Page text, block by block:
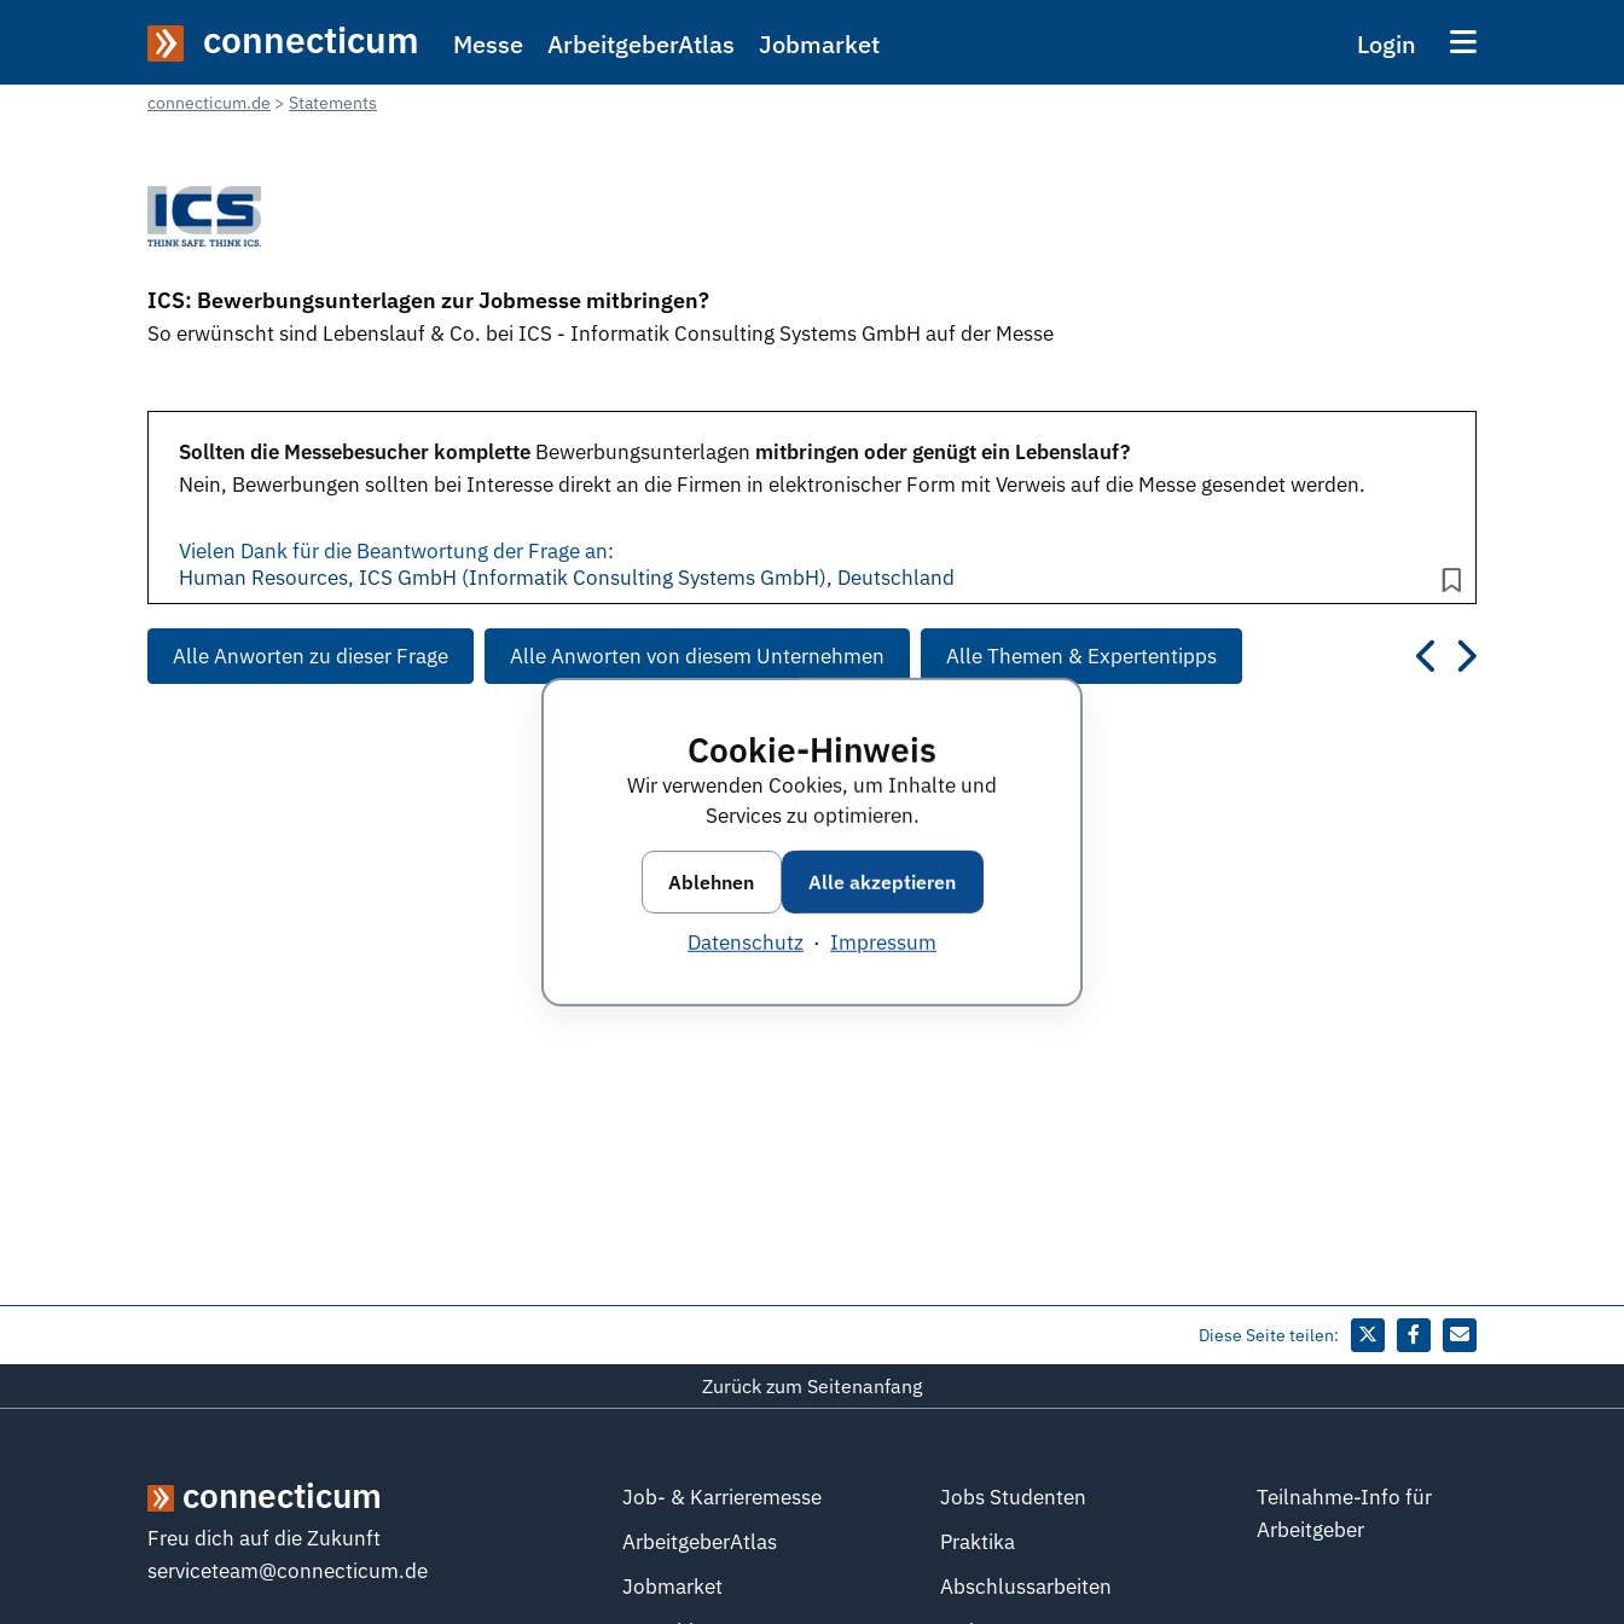
Cookie-Hinweis
Wir verwenden Cookies, um Inhalte und
Services zu optimieren.
Ablehnen Alle akzeptieren
Datenschutz · Impressum
connecticum Messe ArbeitgeberAtlas Jobmarket Login
connecticum.de Statements
ICS: Bewerbungsunterlagen zur Jobmesse mitbringen?
So erwünscht sind Lebenslauf & Co. bei ICS - Informatik Consulting Systems GmbH auf der Messe
Sollten die Messebesucher komplette Bewerbungsunterlagen mitbringen oder genügt ein Lebenslauf?
Nein, Bewerbungen sollten bei Interesse direkt an die Firmen in elektronischer Form mit Verweis auf die Messe gesendet werden.
Vielen Dank für die Beantwortung der Frage an:
Human Resources, ICS GmbH (Informatik Consulting Systems GmbH), Deutschland
Alle Anworten zu dieser Frage Alle Anworten von diesem Unternehmen Alle Themen & Expertentipps
Diese Seite teilen:
Zurück zum Seitenanfang
connecticum
Freu dich auf die Zukunft
serviceteam@connecticum.de
Job- & Karrieremesse
ArbeitgeberAtlas
Jobmarket
Jobs Studenten
Praktika
Abschlussarbeiten
Teilnahme-Info für
Arbeitgeber